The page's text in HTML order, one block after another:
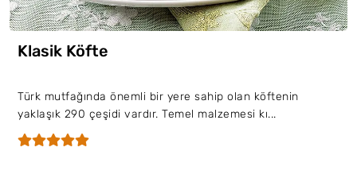
Klasik Köfte
Türk mutfağında önemli bir yere sahip olan köftenin
yaklaşık 290 çeşidi vardır. Temel malzemesi kı...